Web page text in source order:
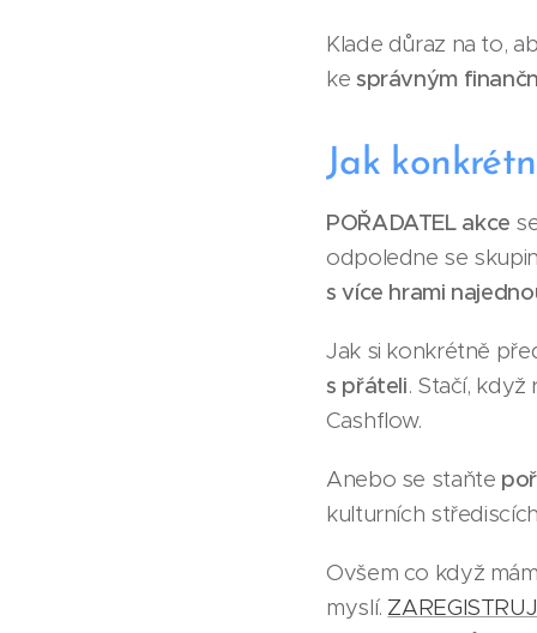
Klade důraz na to,
ke správným
Jak
POŘADATEL akce
odpoledne se
s více hrami
Jak si konkrétně
s přáteli. Stačí,
Cashflow.
Anebo se staňte
kulturních
Ovšem co když
myslí. ZA